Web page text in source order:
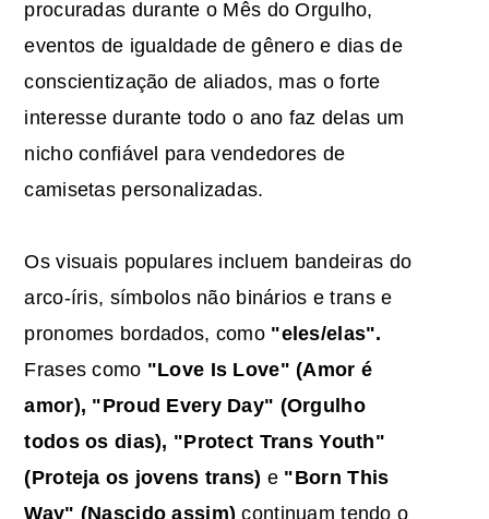
procuradas durante o Mês do Orgulho,
eventos de igualdade de gênero e dias de
conscientização de aliados, mas o forte
interesse durante todo o ano faz delas um
nicho confiável para vendedores de
camisetas personalizadas.
Os visuais populares incluem bandeiras do
arco-íris, símbolos não binários e trans e
pronomes bordados, como "eles/elas".
Frases como "Love Is Love" (Amor é
amor), "Proud Every Day" (Orgulho
todos os dias), "Protect Trans Youth"
(Proteja os jovens trans) e "Born This
Way" (Nascido assim) continuam tendo o